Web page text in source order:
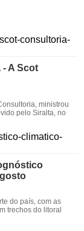
- A Scot
ministrou
pelo Siralta, no
do país, com as
trechos do litoral